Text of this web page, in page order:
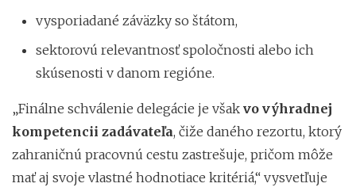
vysporiadané záväzky so štátom,
sektorovú relevantnosť spoločnosti alebo ich
skúsenosti v danom regióne.
„Finálne schválenie delegácie je však vo výhradnej
kompetencii zadávateľa, čiže daného rezortu, ktorý
zahraničnú pracovnú cestu zastrešuje, pričom môže
mať aj svoje vlastné hodnotiace kritériá,“ vysvetľuje